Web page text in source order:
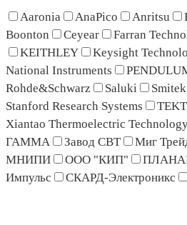
Aaronia AnaPico Anritsu
Boonton
Ceyear Farran
KEITHLEY
Keysight
National Instruments
Rohde&Schwarz
Saluki Smitek
Stanford Research Systems
Xiantao Thermoelectric
ГАММА
Завод СВТ Миг
МНИПИ
ООО "КИП"
Импульс
СКАРД-Электроникс